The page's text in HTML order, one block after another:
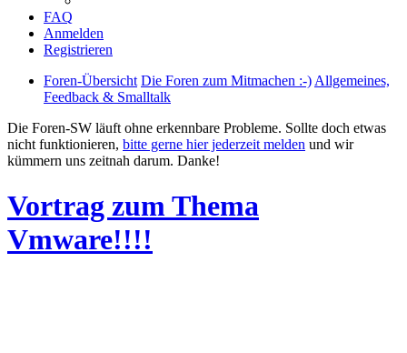
FAQ
Anmelden
Registrieren
Foren-Übersicht Die Foren zum Mitmachen :-)Allgemeines,
Feedback & Smalltalk
Die Foren-SW läuft ohne erkennbare Probleme. Sollte doch etwas
nicht funktionieren, bitte gerne hier jederzeit melden und wir
kümmern uns zeitnah darum. Danke!
Vortrag zum Thema
Vmware!!!!